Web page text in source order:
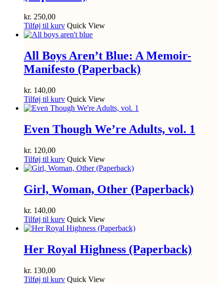
kr. 250,00
Tilføj til kurv Quick View
All Boys Aren’t Blue: A Memoir-
Manifesto (Paperback)
kr. 140,00
Tilføj til kurv Quick View
Even Though We’re Adults, vol. 1
kr. 120,00
Tilføj til kurv Quick View
Girl, Woman, Other (Paperback)
kr. 140,00
Tilføj til kurv Quick View
Her Royal Highness (Paperback)
kr. 130,00
Tilføj til kurv Quick View